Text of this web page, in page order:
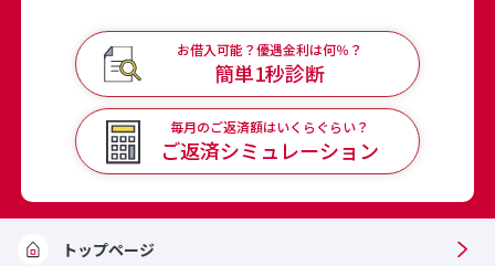
お借入可能？優遇金利は何％？
簡単1秒診断
毎月のご返済額はいくらぐらい？
ご返済シミュレーション
トップページ